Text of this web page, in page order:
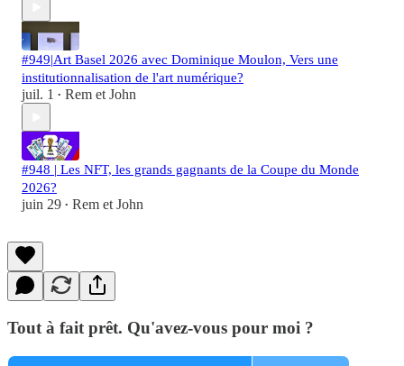
#949|Art Basel 2026 avec Dominique Moulon, Vers une
institutionnalisation de l'art numérique?
juil. 1 • Rem et John
#948 | Les NFT, les grands gagnants de la Coupe du Monde
2026?
juin 29 • Rem et John
Tout à fait prêt. Qu'avez-vous pour moi ?